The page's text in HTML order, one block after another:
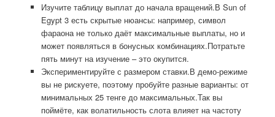
Изучите таблицу выплат до начала вращений.В Sun of
Egypt 3 есть скрытые нюансы: например, символ
фараона не только даёт максимальные выплаты, но и
может появляться в бонусных комбинациях.Потратьте
пять минут на изучение – это окупится.
Экспериментируйте с размером ставки.В демо-режиме
вы не рискуете, поэтому пробуйте разные варианты: от
минимальных 25 тенге до максимальных.Так вы
поймёте, как волатильность слота влияет на частоту